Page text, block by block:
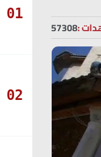
:
57308
01
02